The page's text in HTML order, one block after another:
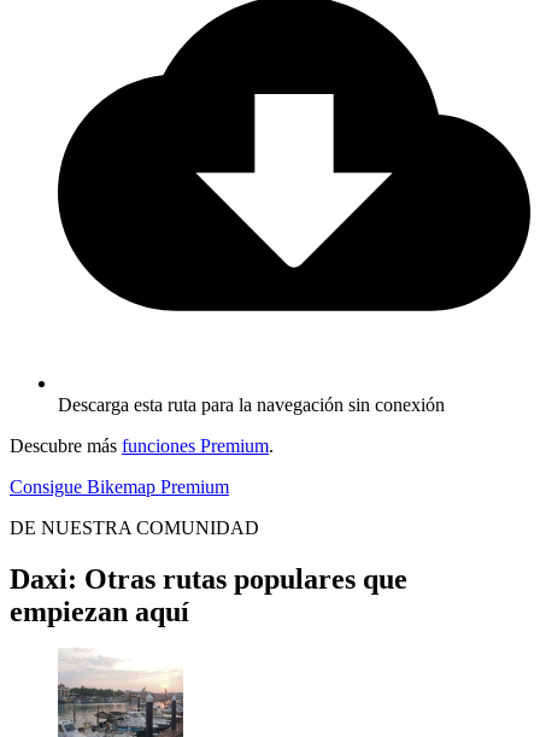
Descarga esta ruta para la navegación sin conexión
Descubre más funciones Premium.
Consigue Bikemap Premium
DE NUESTRA COMUNIDAD
Daxi: Otras rutas populares que
empiezan aquí